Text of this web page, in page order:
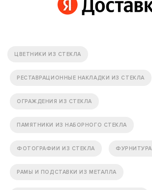
ЦВЕТНИКИ ИЗ СТЕКЛА
РЕСТАВРАЦИОННЫЕ НАКЛАДКИ ИЗ СТЕКЛА
ОГРАЖДЕНИЯ ИЗ СТЕКЛА
ПАМЯТНИКИ ИЗ НАБОРНОГО СТЕКЛА
ФОТОГРАФИИ ИЗ СТЕКЛА ФУРНИТУРА
РАМЫ И ПОДСТАВКИ ИЗ МЕТАЛЛА